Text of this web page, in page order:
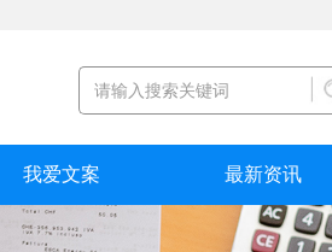
我爱文案 最新资讯